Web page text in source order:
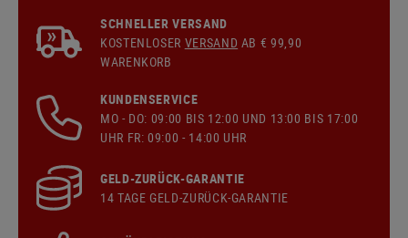
SCHNELLER VERSAND
KOSTENLOSER VERSAND AB € 99,90
WARENKORB
KUNDENSERVICE
MO - DO: 09:00 BIS 12:00 UND 13:00 BIS 17:00
UHR FR: 09:00 - 14:00 UHR
GELD-ZURÜCK-GARANTIE
14 TAGE GELD-ZURÜCK-GARANTIE